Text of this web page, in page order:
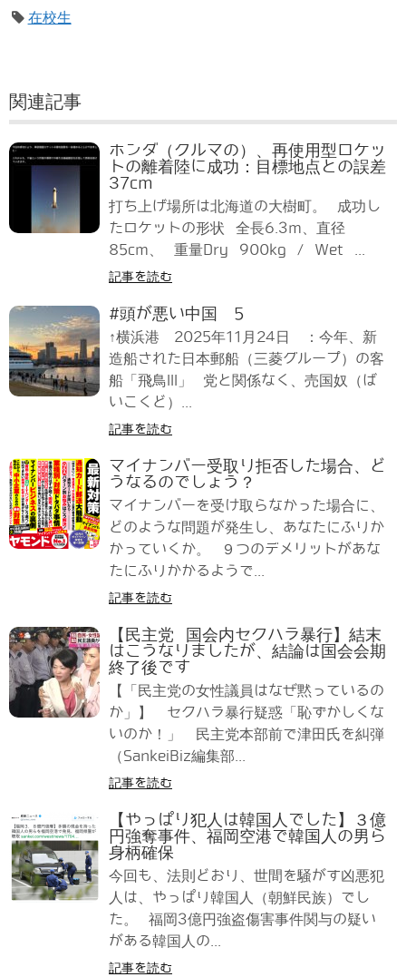
在校生
関連記事
ホンダ（クルマの）、再使用型ロケッ
トの離着陸に成功：目標地点との誤差
37cm
打ち上げ場所は北海道の大樹町。 成功し
たロケットの形状 全長6.3m、直径
85cm、 重量Dry 900kg / Wet ...
記事を読む
#頭が悪い中国 5
↑横浜港 2025年11月24日 ：今年、新
造船された日本郵船（三菱グループ）の客
船「飛鳥III」 党と関係なく、売国奴（ば
いこくど）...
記事を読む
マイナンバー受取り拒否した場合、ど
うなるのでしょう？
マイナンバーを受け取らなかった場合に、
どのような問題が発生し、あなたにふりか
かっていくか。 ９つのデメリットがあな
たにふりかかるようで...
記事を読む
【民主党 国会内セクハラ暴行】結末
はこうなりましたが、結論は国会会期
終了後です
【「民主党の女性議員はなぜ黙っているの
か」】 セクハラ暴行疑惑「恥ずかしくな
いのか！」 民主党本部前で津田氏を糾弾
（SankeiBiz編集部...
記事を読む
【やっぱり犯人は韓国人でした】３億
円強奪事件、福岡空港で韓国人の男ら
身柄確保
今回も、法則どおり、世間を騒がす凶悪犯
人は、やっぱり韓国人（朝鮮民族）でし
た。 福岡3億円強盗傷害事件関与の疑い
がある韓国人の...
記事を読む